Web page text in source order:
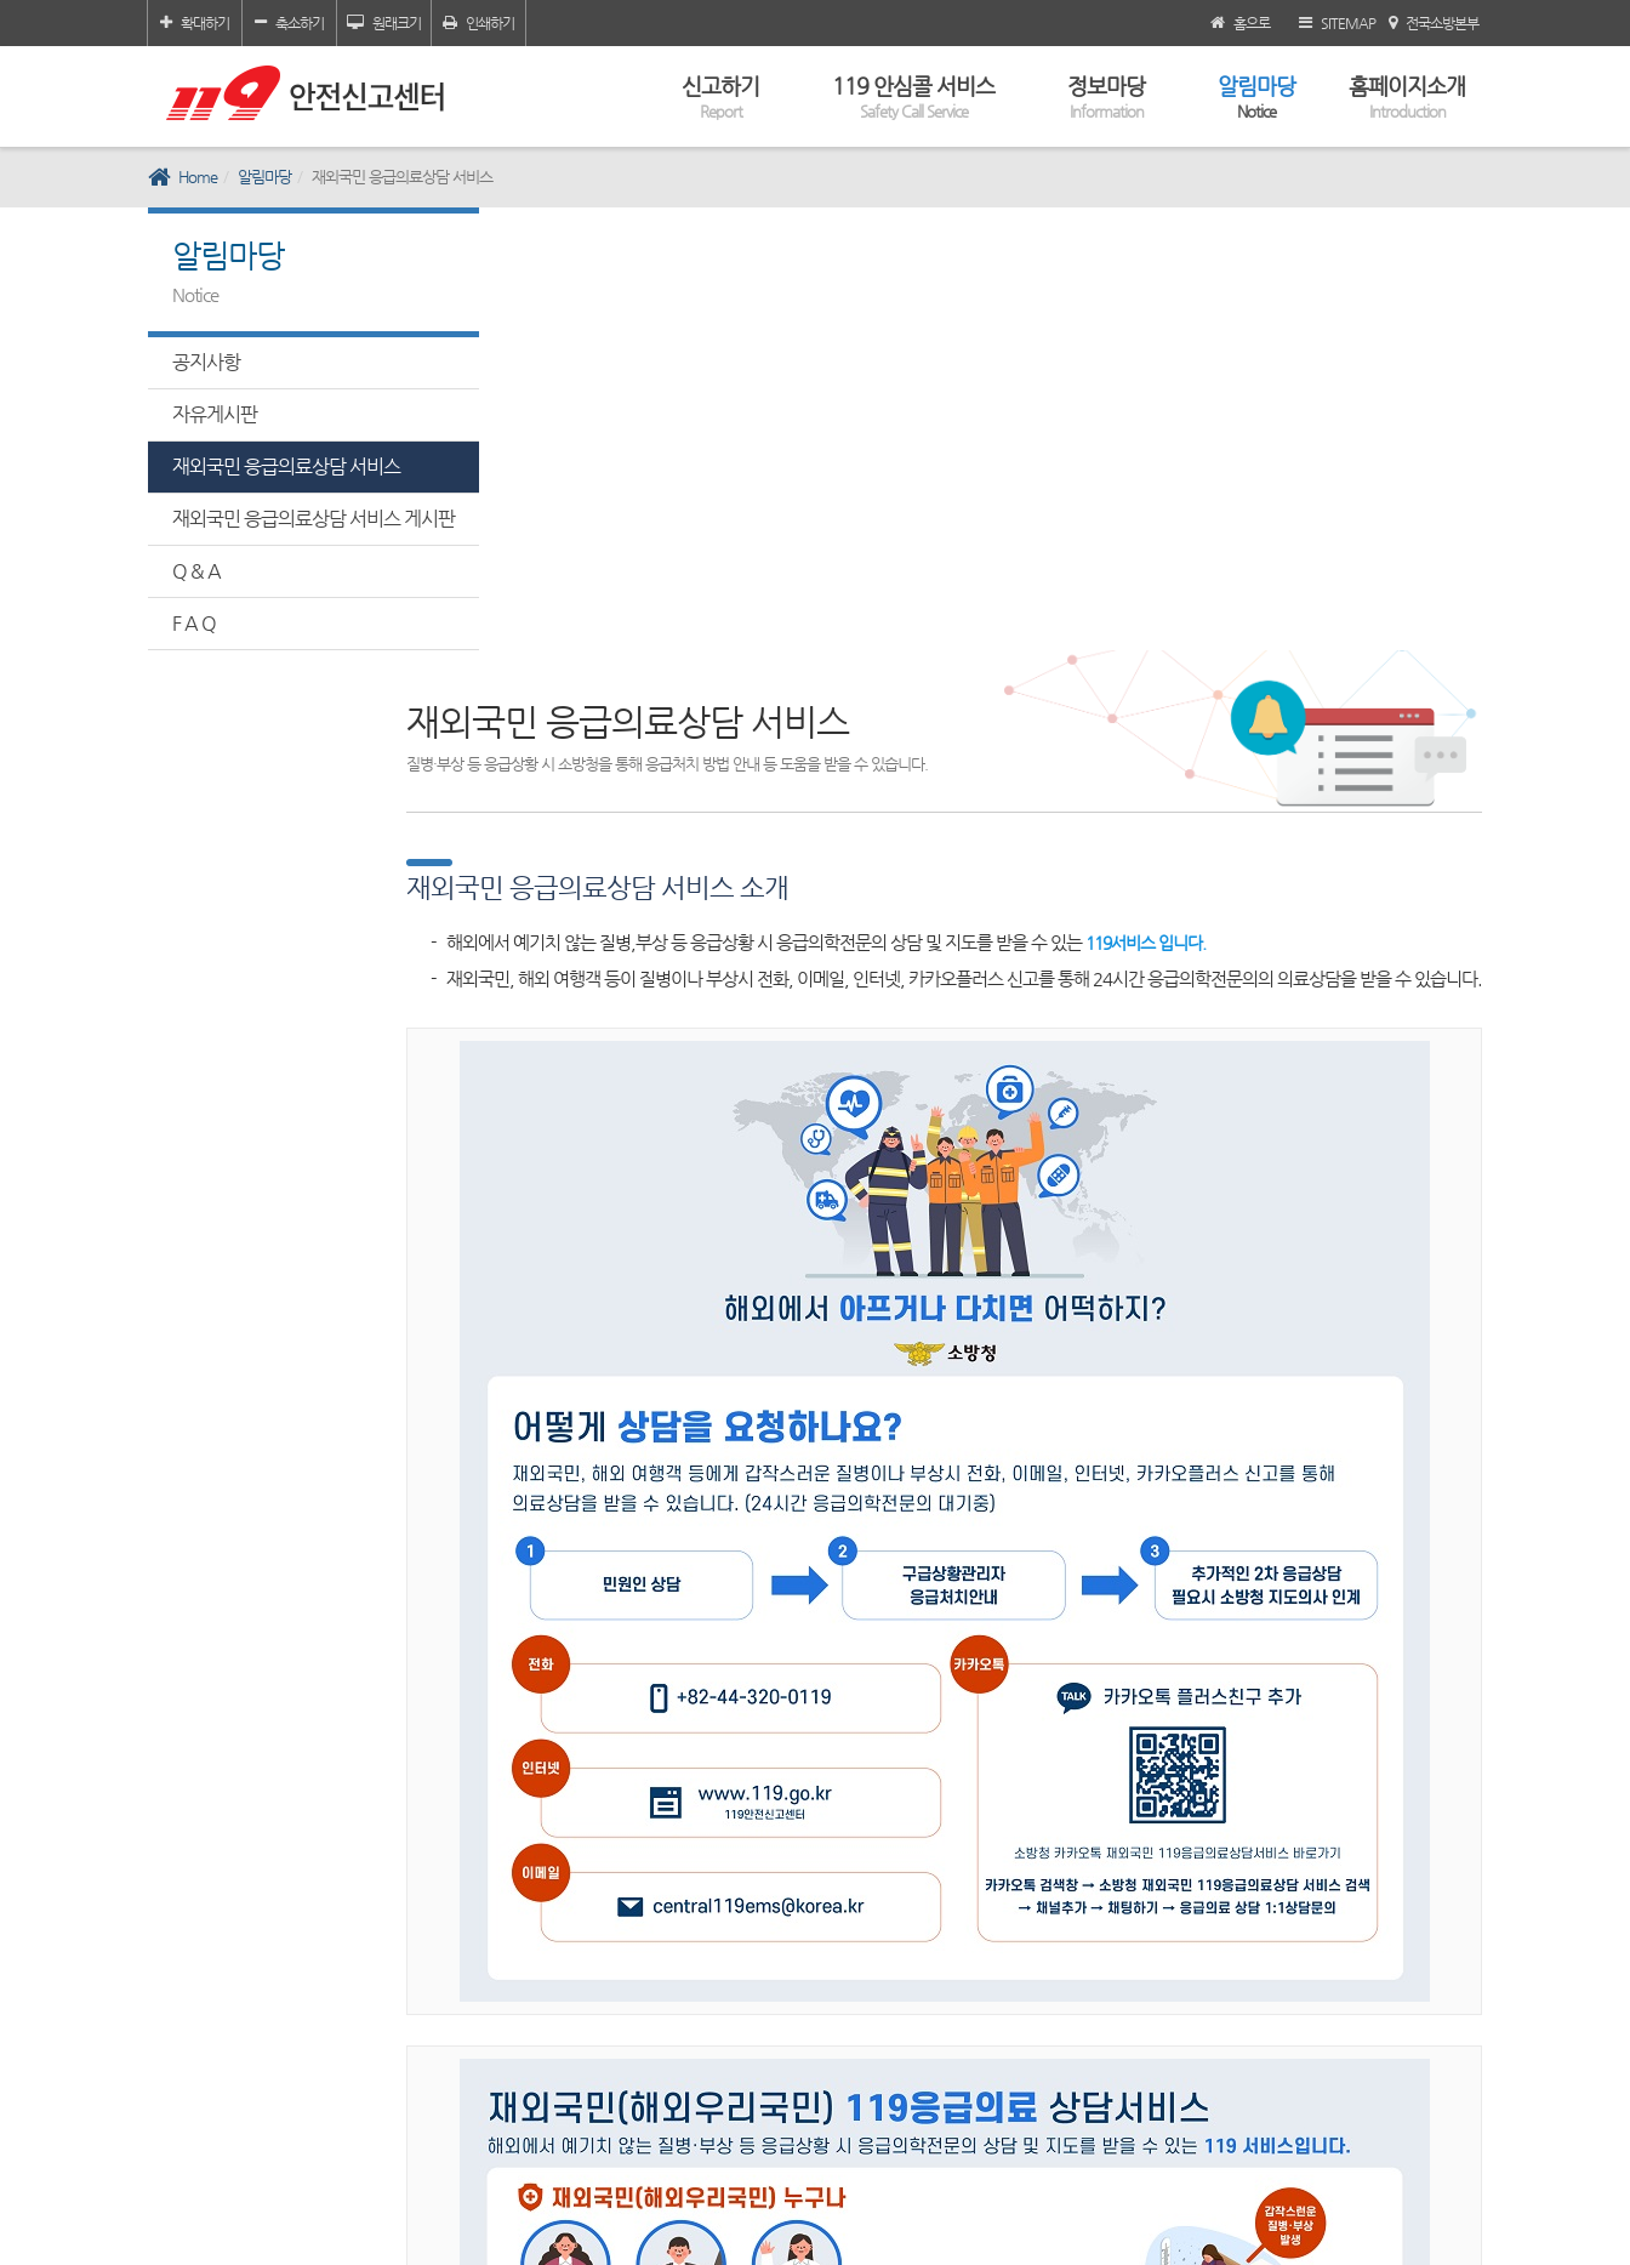
확대하기 축소하기 원래크기 인쇄하기 홈으로 SITEMAP 전국소방본부
신고하기
Report
119 안심콜 서비스
Safety Call Service
정보마당
Information
알림마당
Notice
홈페이지소개
Introduction
Home 알림마당 재외국민 응급의료상담 서비스
알림마당
Notice
공지사항
자유게시판
재외국민 응급의료상담 서비스
재외국민 응급의료상담 서비스 게시판
Q & A
F A Q
재외국민 응급의료상담 서비스
질병·부상 등 응급상황 시 소방청을 통해 응급처치 방법 안내 등 도움을 받을 수 있습니다.
재외국민 응급의료상담 서비스 소개
- 해외에서 예기치 않는 질병,부상 등 응급상황 시 응급의학전문의 상담 및 지도를 받을 수 있는 119서비스 입니다.
- 재외국민, 해외 여행객 등이 질병이나 부상시 전화, 이메일, 인터넷, 카카오플러스 신고를 통해 24시간 응급의학전문의의 의료상담을 받을 수 있습니다.